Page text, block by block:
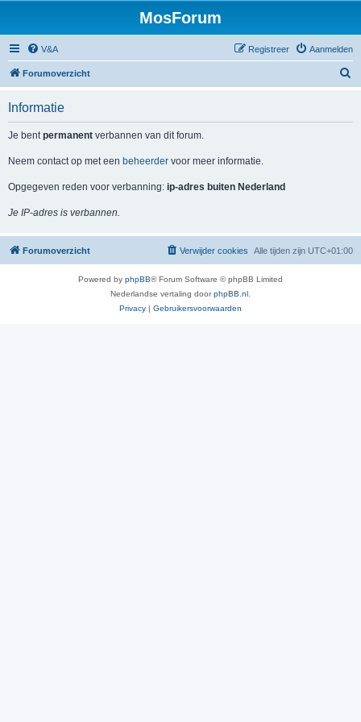
MosForum
V&A Aanmelden
Registreer
Forumoverzicht
Informatie
Je bentpermanent verbannen van dit forum.
Neem contact op met een beheerder voor meer informatie.
Opgegeven reden voor verbanning: ip-adres buiten Nederland
Je IP-adres is verbannen.
Forumoverzicht Alle tijden zijn UTC+01:00
Verwijder cookies
Powered by phpBB® Forum Software © phpBB Limited
Nederlandse vertaling doorphpBB.nl
Privacy | Gebruikersvoorwaarden